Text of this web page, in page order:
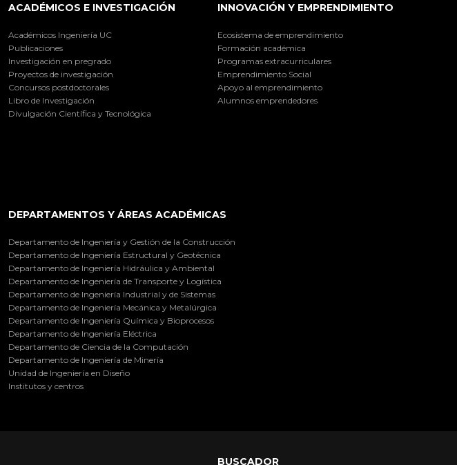
ACADÉMICOS E INVESTIGACIÓN
Académicos Ingeniería UC
Publicaciones
Investigación en pregrado
Proyectos de investigación
Concursos postdoctorales
Libro de Investigación
Divulgación Científica y Tecnológica
INNOVACIÓN Y EMPRENDIMIENTO
Ecosistema de emprendimiento
Formación académica
Programas extracurriculares
Emprendimiento Social
Apoyo al emprendimiento
Alumnos emprendedores
DEPARTAMENTOS Y ÁREAS ACADÉMICAS
Departamento de Ingeniería y Gestión de la Construcción
Departamento de Ingeniería Estructural y Geotécnica
Departamento de Ingeniería Hidráulica y Ambiental
Departamento de Ingeniería de Transporte y Logística
Departamento de Ingeniería Industrial y de Sistemas
Departamento de Ingeniería Mecánica y Metalúrgica
Departamento de Ingeniería Química y Bioprocesos
Departamento de Ingeniería Eléctrica
Departamento de Ciencia de la Computación
Departamento de Ingeniería de Minería
Unidad de Ingeniería en Diseño
Institutos y centros
BUSCADOR